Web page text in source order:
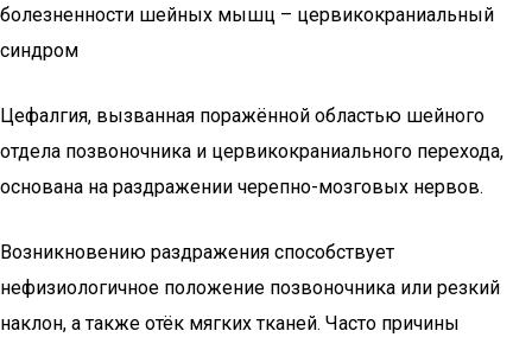
болезненности шейных мышц – цервикокраниальный
синдром
Цефалгия, вызванная поражённой областью шейного
отдела позвоночника и цервикокраниального перехода,
основана на раздражении черепно-мозговых нервов.
Возникновению раздражения способствует
нефизиологичное положение позвоночника или резкий
наклон, а также отёк мягких тканей. Часто причины